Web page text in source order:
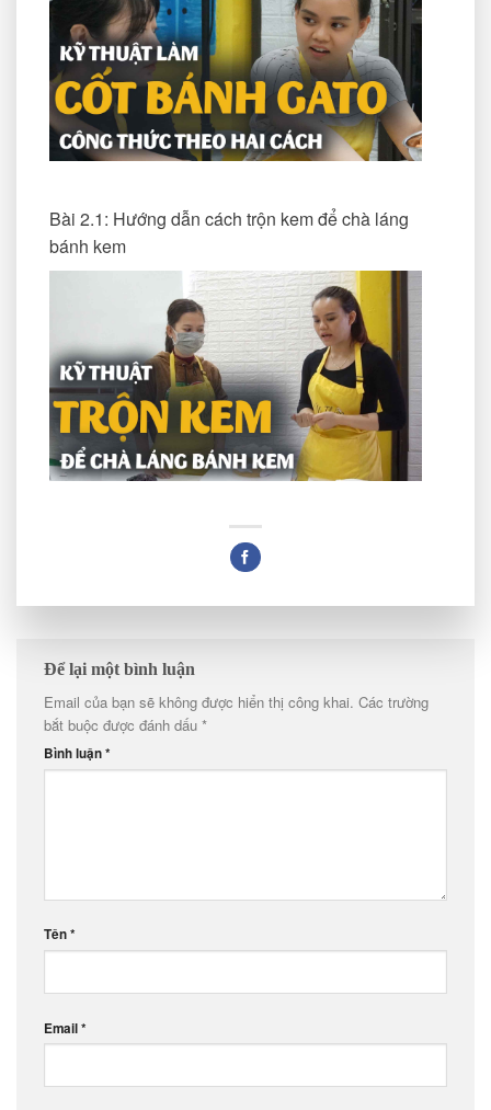
Bài 2.1: Hướng dẫn cách trộn kem để chà láng
bánh kem
Để lại một bình luận
Email của bạn sẽ không được hiển thị công khai. Các trường
bắt buộc được đánh dấu *
Bình luận*
Tên*
Email*